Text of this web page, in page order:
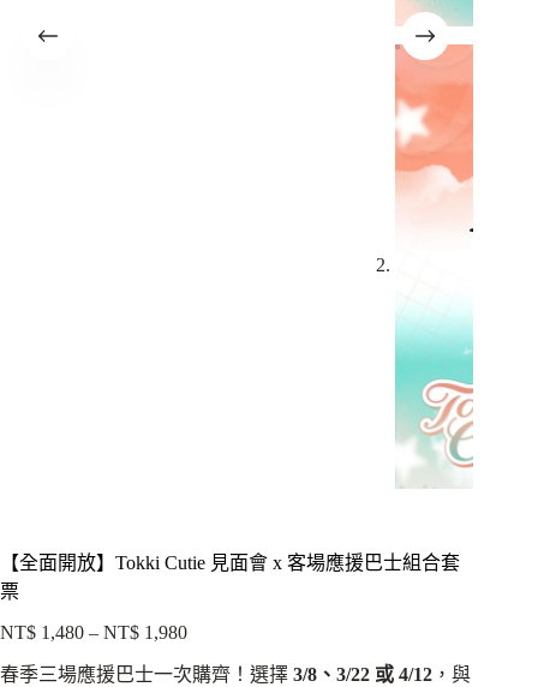
【全面開放】Tokki Cutie 見面會 x 客場應援巴士組合套
票
NT$ 1,480 – NT$ 1,980價
格
春季三場應援巴士一次購齊！選擇 3/8、3/22 或 4/12 ，與